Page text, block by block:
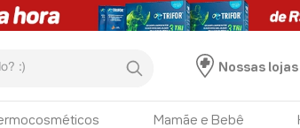
Nossas lojas
Mamãe e Bebê